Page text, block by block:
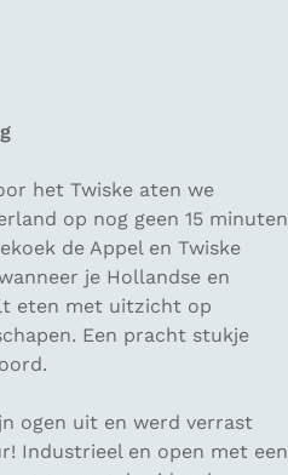
het Twiske aten we
op nog geen 15 minuten
de Appel en Twiske
je Hollandse en
eten met uitzicht op
Een pracht stukje
ogen uit en werd verrast
Industrieel en open met een